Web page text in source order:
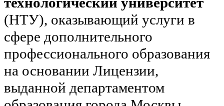
(НТУ), оказывающий услуги в
сфере дополнительного
профессионального образования
на основании Лицензии,
выданной департаментом